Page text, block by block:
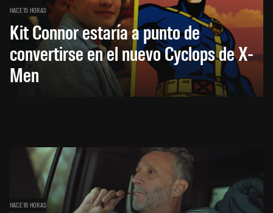
HACE 15 HORAS
Kit Connor estaría a punto de
convertirse en el nuevo Cyclops de X-
Men
HACE 16 HORAS